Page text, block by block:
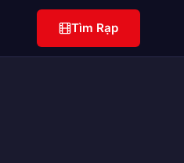
Tìm Rạp